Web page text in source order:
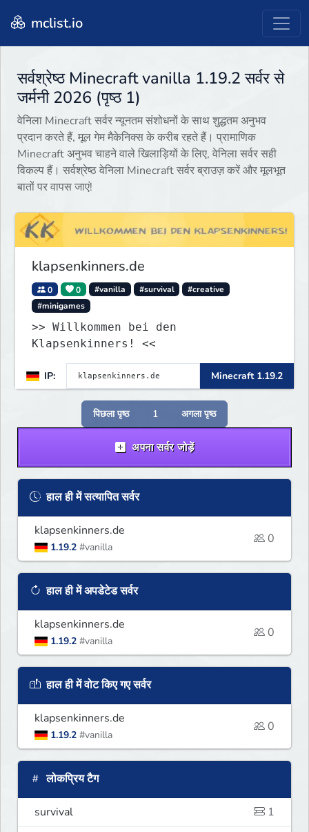
mclist.io
सर्वश्रेष्ठ Minecraft vanilla 1.19.2 सर्वर से
जर्मनी 2026 (पृष्ठ 1)
वेनिला Minecraft सर्वर न्यूनतम संशोधनों के साथ शुद्धतम अनुभव
प्रदान करते हैं, मूल गेम मैकेनिक्स के करीब रहते हैं। प्रामाणिक
Minecraft अनुभव चाहने वाले खिलाड़ियों के लिए, वेनिला सर्वर सही
विकल्प हैं। सर्वश्रेष्ठ वेनिला Minecraft सर्वर ब्राउज़ करें और मूलभूत
बातों पर वापस जाएं!
klapsenkinners.de
0 0 #vanilla #survival
#creative
#minigames
>> Willkommen bei den
Klapsenkinners! <<
IP: Minecraft 1.19.2
पिछला पृष्ठ 1 अगला पृष्ठ
अपना सर्वर जोड़ें
हाल ही में सत्यापित सर्वर
klapsenkinners.de
1.19.2 #vanilla
0
हाल ही में अपडेटेड सर्वर
klapsenkinners.de
1.19.2 #vanilla
0
हाल ही में वोट किए गए सर्वर
klapsenkinners.de
1.19.2 #vanilla
0
लोकप्रिय टैग
survival
1